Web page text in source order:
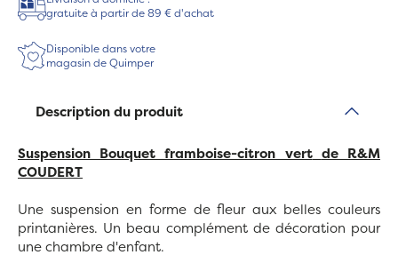
gratuite à partir de 89 € d'achat
Disponible dans votre
magasin de Quimper
Description du produit
Suspension Bouquet framboise-citron vert de R&M
COUDERT
Une suspension en forme de fleur aux belles couleurs
printanières. Un beau complément de décoration pour
une chambre d'enfant.